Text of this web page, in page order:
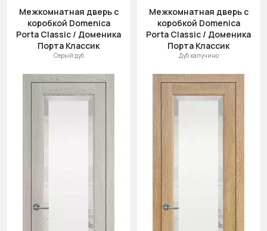
Межкомнатная дверь с
коробкой Domenica
Porta Classic / Доменика
Порта Классик
Серый дуб
Межкомнатная дверь с
коробкой Domenica
Porta Classic / Доменика
Порта Классик
Дуб капучино